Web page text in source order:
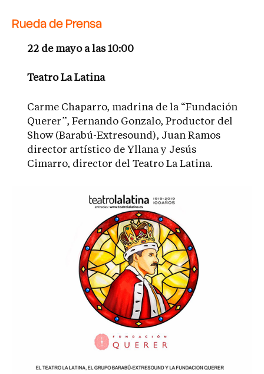
Rueda de Prensa
22 de mayo a las 10:00
Teatro La Latina
Carme Chaparro, madrina de la “Fundación
Querer”, Fernando Gonzalo, Productor del
Show (Barabú-Extresound), Juan Ramos
director artístico de Yllana y Jesús
Cimarro, director del Teatro La Latina.